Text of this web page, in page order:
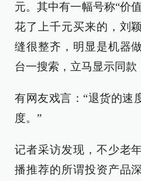
元。其中有一幅号称“价
花了上千元买来的，刘
缝很整齐，明显是机器
台一搜索，立马显示同款
有网友戏言：“退货的速
度。”
记者采访发现，不少老
播推荐的所谓投资产品